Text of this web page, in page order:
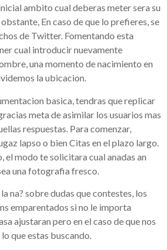
ambito cual deberas meter sera su
En caso de que lo prefieres, se
de Twitter. Fomentando esta
cual introducir nuevamente
una momento de nacimiento en
la ubicacion.
basica, tendras que replicar
meta de asimilar los usuarios mas
respuestas. Para comenzar,
lapso o bien Citas en el plazo largo.
el modo te solicitara cual anadas an
una fotografia fresco.
na? sobre dudas que contestes, los
emparentados si no le importa
ajustaran pero en el caso de que nos
que estas buscando.